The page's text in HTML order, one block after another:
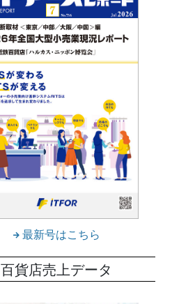
最新号はこちら
百貨店売上データ